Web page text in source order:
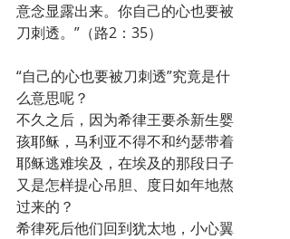
意念显露出来。你自己的心也要被
刀刺透。”（路2：35）
“自己的心也要被刀刺透”究竟是什
么意思呢？
不久之后，因为希律王要杀新生婴
孩耶稣，马利亚不得不和约瑟带着
耶稣逃难埃及，在埃及的那段日子
又是怎样提心吊胆、度日如年地熬
过来的？
希律死后他们回到犹太地，小心翼